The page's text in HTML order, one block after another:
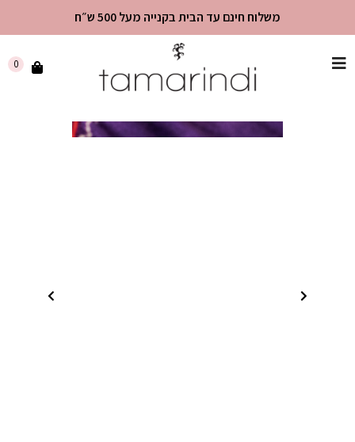
שִׂים
משלוח חינם עד הבית בקנייה מעל 500 ש״ח
0